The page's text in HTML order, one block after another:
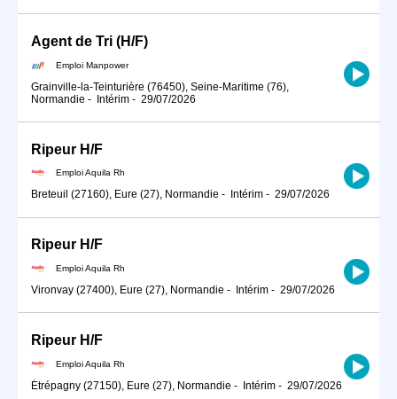
Agent de Tri (H/F)
Emploi Manpower
Grainville-la-Teinturière (76450), Seine-Maritime (76),
Normandie - Intérim - 29/07/2026
Ripeur H/F
Emploi Aquila Rh
Breteuil (27160), Eure (27), Normandie - Intérim - 29/07/2026
Ripeur H/F
Emploi Aquila Rh
Vironvay (27400), Eure (27), Normandie - Intérim - 29/07/2026
Ripeur H/F
Emploi Aquila Rh
Étrépagny (27150), Eure (27), Normandie - Intérim - 29/07/2026